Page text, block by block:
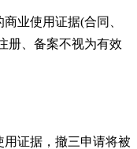
业使用证据(合同、
册、备案不视为有效
用证据，撤三申请将被